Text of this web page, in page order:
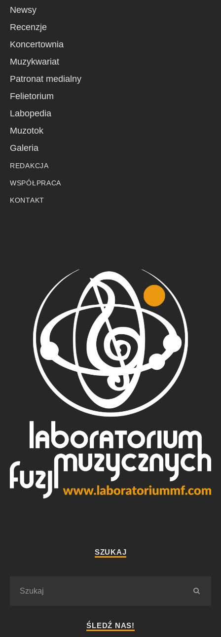
Newsy
Recenzje
Koncertownia
Muzykwariat
Patronat medialny
Felietorium
Labopedia
Muzotok
Galeria
REDAKCJA
WSPÓŁPRACA
KONTAKT
SZUKAJ
ŚLEDŹ NAS!